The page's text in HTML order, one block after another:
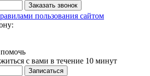
Заказать звонок
пользования сайтом
с вами в течение 10 минут
Записаться